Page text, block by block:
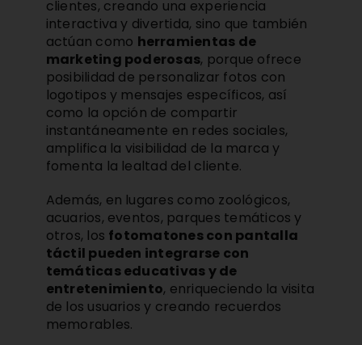
clientes, creando una experiencia
interactiva y divertida, sino que también
actúan como herramientas de
marketing poderosas, porque ofrece
posibilidad de personalizar fotos con
logotipos y mensajes específicos, así
como la opción de compartir
instantáneamente en redes sociales,
amplifica la visibilidad de la marca y
fomenta la lealtad del cliente.
Además, en lugares como zoológicos,
acuarios, eventos, parques temáticos y
otros, los fotomatones con pantalla
táctil pueden integrarse con
temáticas educativas y de
entretenimiento, enriqueciendo la visita
de los usuarios y creando recuerdos
memorables.